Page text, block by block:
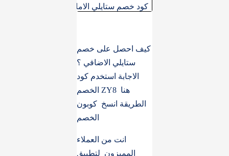
كود خصم ستايلي الامارات
كيف احصل على خصم
ستايلي الاضافي ؟
الاجابة استخدم كود
الخصم ZY8 هنا
الطريقة انسخ كوبون
انت من العملاء
المميزون لتطبيق